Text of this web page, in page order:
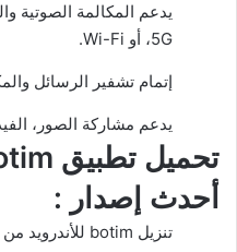
5G، أو Wi-Fi.
إتمام تشفير الرسائل
يدعم مشاركة الصور،
أحدث إصدار :
تنزيل botim للأندرويد من متجر جوجل: